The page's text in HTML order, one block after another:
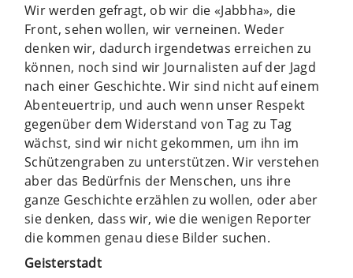
Wir werden gefragt, ob wir die «Jabbha», die
Front, sehen wollen, wir verneinen. Weder
denken wir, dadurch irgendetwas erreichen zu
können, noch sind wir Journalisten auf der Jagd
nach einer Geschichte. Wir sind nicht auf einem
Abenteuertrip, und auch wenn unser Respekt
gegenüber dem Widerstand von Tag zu Tag
wächst, sind wir nicht gekommen, um ihn im
Schützengraben zu unterstützen. Wir verstehen
aber das Bedürfnis der Menschen, uns ihre
ganze Geschichte erzählen zu wollen, oder aber
sie denken, dass wir, wie die wenigen Reporter
die kommen genau diese Bilder suchen.
Geisterstadt